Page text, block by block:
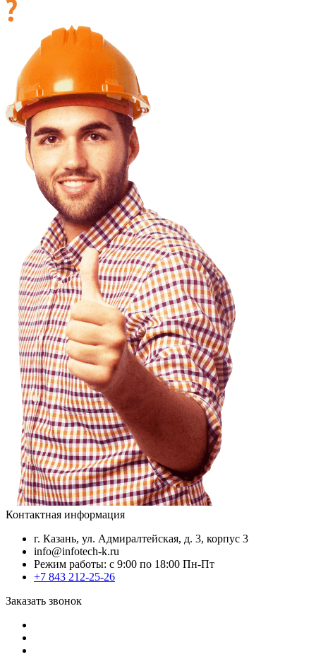
Контактная информация
г. Казань, ул. Адмиралтейская, д. 3, корпус 3
info@infotech-k.ru
Режим работы: с 9:00 по 18:00 Пн-Пт
+7 843 212-25-26
Заказать звонок